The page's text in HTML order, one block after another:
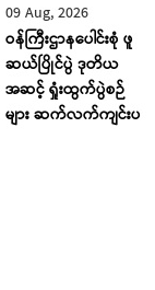
09 Aug, 2026
ဝန်ကြီးဌာနပေါင်းစုံ ဖူ
ဆယ်ပြိုင်ပွဲ ဒုတိယ
အဆင့် ရှုံးထွက်ပွဲစဉ်
များ ဆက်လက်ကျင်းပ